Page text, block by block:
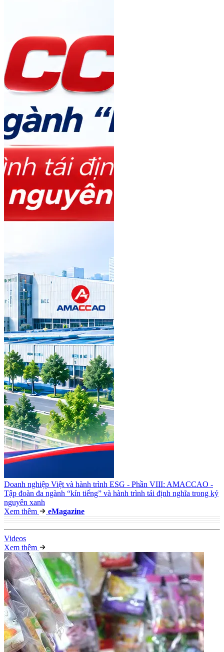
Doanh nghiệp Việt và hành trình ESG - Phần VIII: AMACCAO -
Tập đoàn đa ngành “kín tiếng” và hành trình tái định nghĩa trong kỷ
nguyên xanh
Xem thêm
eMagazine
Videos
Xem thêm